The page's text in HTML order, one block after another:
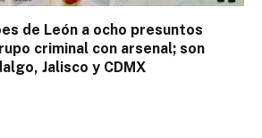
de León a ocho presuntos
criminal con arsenal; son
Jalisco y CDMX